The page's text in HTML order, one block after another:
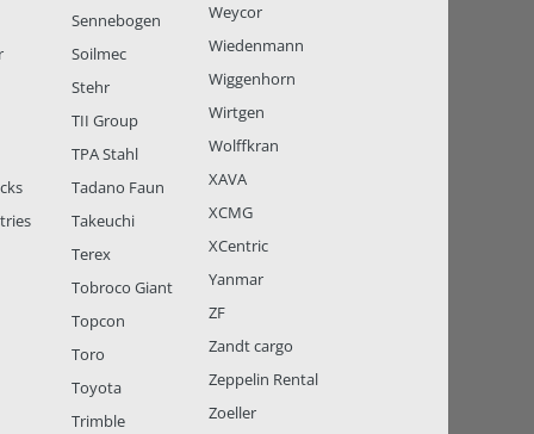
Sennebogen
Soilmec
Stehr
TII Group
TPA Stahl
Tadano Faun
Takeuchi
Terex
Tobroco Giant
Topcon
Toro
Toyota
Trimble
Weycor
Wiedenmann
Wiggenhorn
Wirtgen
Wolffkran
XAVA
XCMG
XCentric
Yanmar
ZF
Zandt cargo
Zeppelin Rental
Zoeller